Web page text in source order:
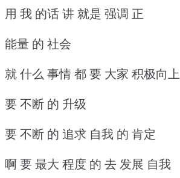
用 我 的话 讲 就是 强调 正
能量 的 社会
就 什么 事情 都 要 大家 积极向上
要 不断 的 升级
要 不断 的 追求 自我 的 肯定
啊 要 最大 程度 的 去 发展 自我